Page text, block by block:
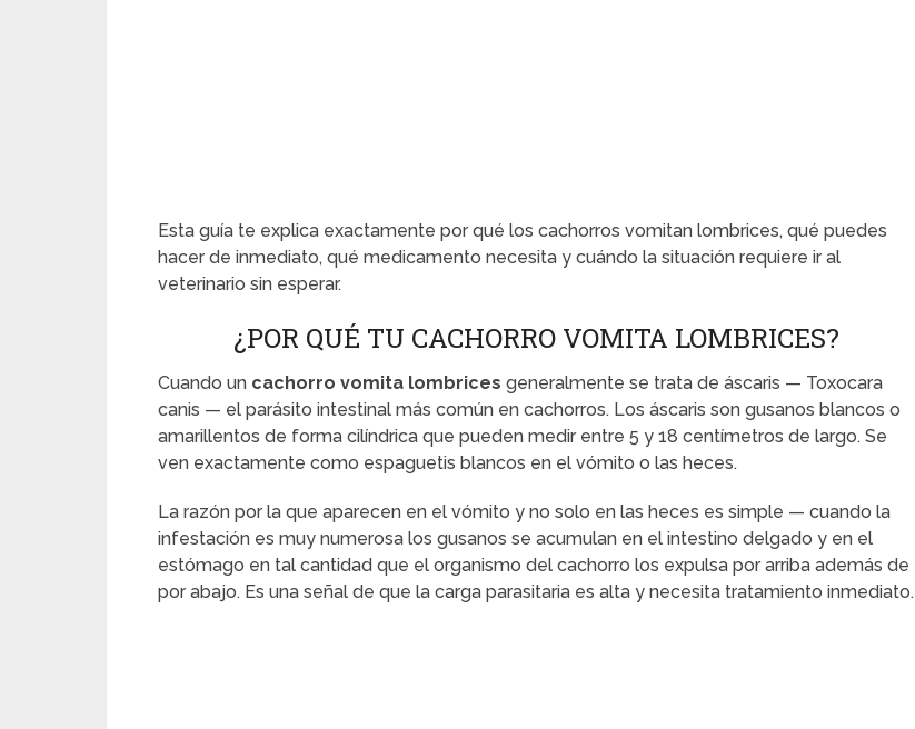
Esta guía te explica exactamente por qué los cachorros vomitan lombrices, qué puedes
hacer de inmediato, qué medicamento necesita y cuándo la situación requiere ir al
veterinario sin esperar.
¿POR QUÉ TU CACHORRO VOMITA LOMBRICES?
Cuando un cachorro vomita lombrices generalmente se trata de áscaris — Toxocara
canis — el parásito intestinal más común en cachorros. Los áscaris son gusanos blancos o
amarillentos de forma cilíndrica que pueden medir entre 5 y 18 centímetros de largo. Se
ven exactamente como espaguetis blancos en el vómito o las heces.
La razón por la que aparecen en el vómito y no solo en las heces es simple — cuando la
infestación es muy numerosa los gusanos se acumulan en el intestino delgado y en el
estómago en tal cantidad que el organismo del cachorro los expulsa por arriba además de
por abajo. Es una señal de que la carga parasitaria es alta y necesita tratamiento inmediato.